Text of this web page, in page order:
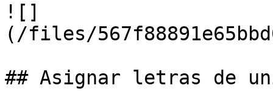
![]
(/files/
## Asignar letras de